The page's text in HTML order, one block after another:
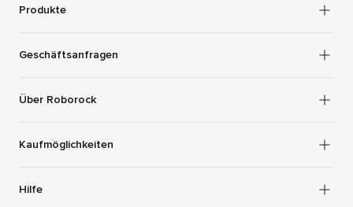
Produkte
Geschäftsanfragen
Über Roborock
Kaufmöglichkeiten
Hilfe